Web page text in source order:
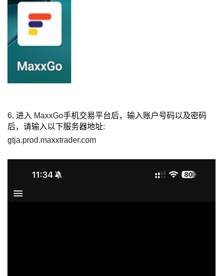
6, 进入 MaxxGo手机交易平台后，输入账户号码以及密码
后，请输入以下服务器地址:
gtja.prod.maxxtrader.com